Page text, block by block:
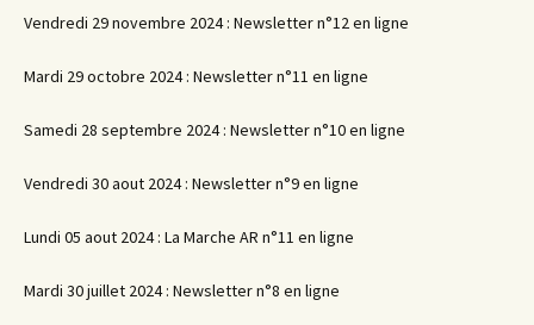
Vendredi 29 novembre 2024 : Newsletter n°12 en ligne
Mardi 29 octobre 2024 : Newsletter n°11 en ligne
Samedi 28 septembre 2024 : Newsletter n°10 en ligne
Vendredi 30 aout 2024 : Newsletter n°9 en ligne
Lundi 05 aout 2024 : La Marche AR n°11 en ligne
Mardi 30 juillet 2024 : Newsletter n°8 en ligne